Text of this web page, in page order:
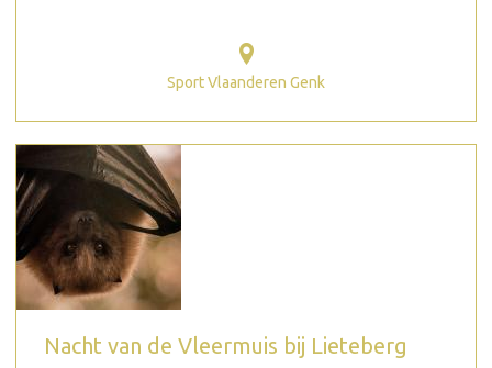
Sport Vlaanderen Genk
Nacht van de Vleermuis bij Lieteberg